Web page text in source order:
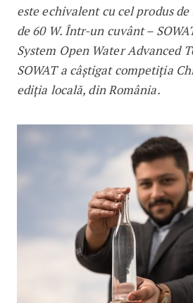
este echivalent cu cel produs
de 60 W. Într-un cuvânt –
System Open Water Advanced
SOWAT a câștigat competiția
ediția locală, din România.